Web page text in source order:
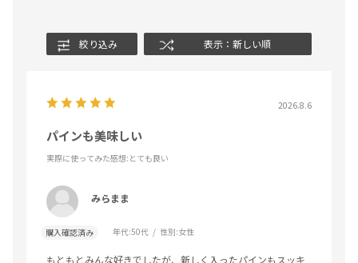
絞り込み 表示：新しい順
2026.8.6
パインも美味しい
実際に使ってみた感想:とても良い
みらまま
購入確認済み 年代:50代 性別:女性
もともとみんな好きでしたが、新しく入ったパインもスッキ